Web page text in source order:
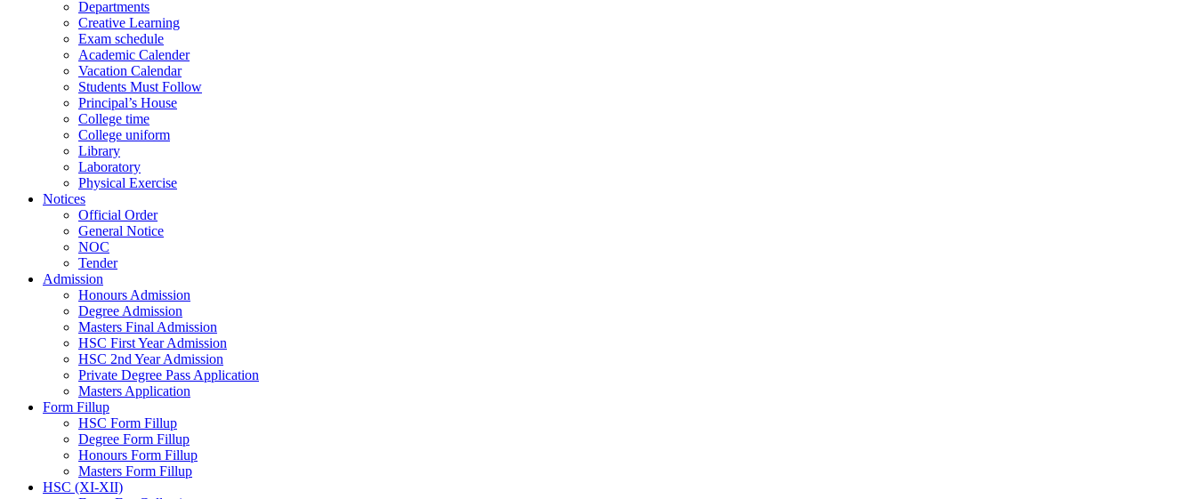
Departments
Creative Learning
Exam schedule
Academic Calender
Vacation Calendar
Students Must Follow
Principal’s House
College time
College uniform
Library
Laboratory
Physical Exercise
Notices
Official Order
General Notice
NOC
Tender
Admission
Honours Admission
Degree Admission
Masters Final Admission
HSC First Year Admission
HSC 2nd Year Admission
Private Degree Pass Application
Masters Application
Form Fillup
HSC Form Fillup
Degree Form Fillup
Honours Form Fillup
Masters Form Fillup
HSC (XI-XII)